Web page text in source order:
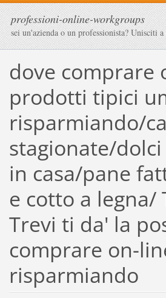
professioni-online-workgroups
sei un'azienda o un professionista? Unisciti
dove comprare
prodotti tipici
risparmiando/
stagionate/
in casa/pane
e cotto a legna/
Trevi ti da' la
comprare on-
risparmiando